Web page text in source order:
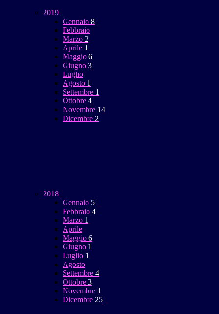
2019
Gennaio 8
Febbraio
Marzo 2
Aprile 1
Maggio 6
Giugno 3
Luglio
Agosto 1
Settembre 1
Ottobre 4
Novembre 14
Dicembre 2
2018
Gennaio 5
Febbraio 4
Marzo 1
Aprile
Maggio 6
Giugno 1
Luglio 1
Agosto
Settembre 4
Ottobre 3
Novembre 1
Dicembre 25